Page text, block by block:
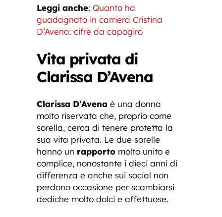
Leggi anche: Quanto ha
guadagnato in carriera Cristina
D’Avena: cifre da capogiro
Vita privata di
Clarissa D’Avena
Clarissa D’Avena è una donna
molto riservata che, proprio come
sorella, cerca di tenere protetta la
sua vita privata. Le due sorelle
hanno un rapporto molto unito e
complice, nonostante i dieci anni di
differenza e anche sui social non
perdono occasione per scambiarsi
dediche molto dolci e affettuose.